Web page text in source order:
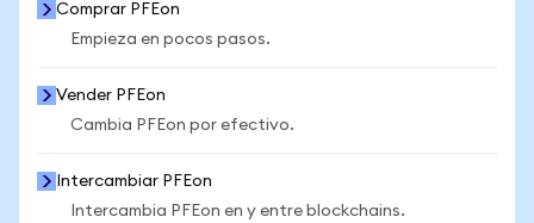
Comprar PFEon
Empieza en pocos pasos.
Vender PFEon
Cambia PFEon por efectivo.
Intercambiar PFEon
Intercambia PFEon en y entre blockchains.